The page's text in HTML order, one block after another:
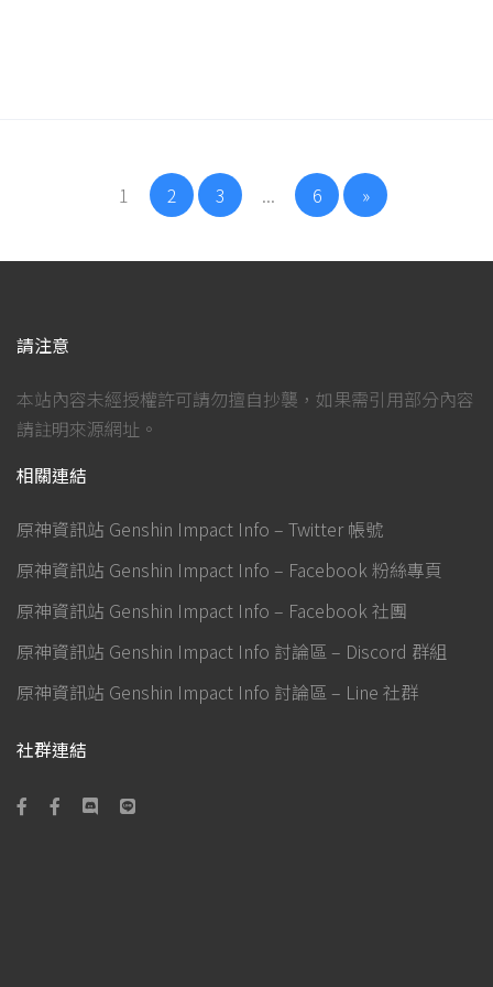
1 2 3 ... 6 »
請注意
本站內容未經授權許可請勿擅自抄襲，如果需引用部分內容
請註明來源網址。
相關連結
原神資訊站 Genshin Impact Info – Twitter 帳號
原神資訊站 Genshin Impact Info – Facebook 粉絲專頁
原神資訊站 Genshin Impact Info – Facebook 社團
原神資訊站 Genshin Impact Info 討論區 – Discord 群組
原神資訊站 Genshin Impact Info 討論區 – Line 社群
社群連結